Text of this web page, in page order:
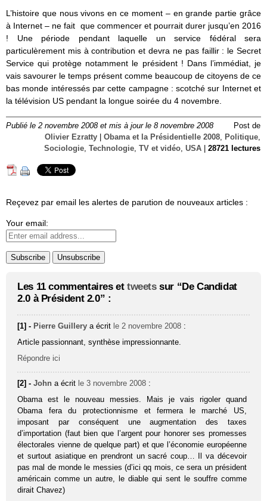
L’histoire que nous vivons en ce moment – en grande partie grâce
à Internet – ne fait que commencer et pourrait durer jusqu’en 2016
! Une période pendant laquelle un service fédéral sera
particulèrement mis à contribution et devra ne pas faillir : le Secret
Service qui protège notamment le président ! Dans l’immédiat, je
vais savourer le temps présent comme beaucoup de citoyens de ce
bas monde intéressés par cette campagne : scotché sur Internet et
la télévision US pendant la longue soirée du 4 novembre.
Publié le 2 novembre 2008 et mis à jour le 8 novembre 2008
Post de
Olivier Ezratty
Obama et la Présidentielle 2008, Politique,
Sociologie, Technologie, TV et vidéo, USA 28721 lectures
Reçevez par email les alertes de parution de nouveaux articles :
Your email:
Les 11 commentaires et tweetssur “De Candidat
2.0 à Président 2.0” :
[1] - Pierre Guillery a écrit le 2 novembre 2008 :
Article passionnant, synthèse impressionnante.
Répondre ici
[2] -John a écrit le 3 novembre 2008 :
Obama est le nouveau messies. Mais je vais rigoler quand
Obama fera du protectionnisme et fermera le marché US,
imposant par conséquent une augmentation des taxes
d’importation (faut bien que l’argent pour honorer ses promesses
électorales vienne de quelque part) et que l’économie européenne
et surtout asiatique en prendront un sacré coup… Il va décevoir
pas mal de monde le messies (d’ici qq mois, ce sera un président
américain comme un autre, le diable qui sent le souffre comme
dirait Chavez)